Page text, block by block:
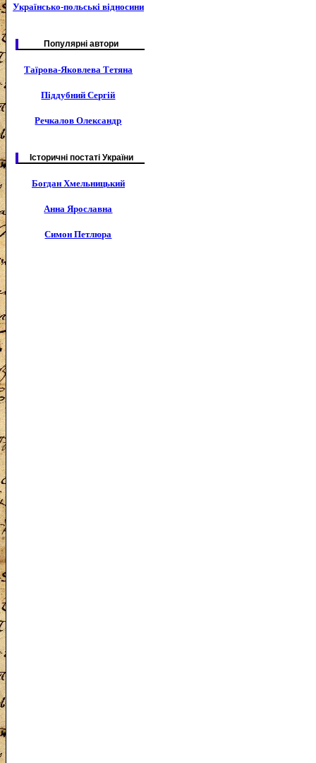
Українсько-польські відносини
Популярні автори
Таїрова-Яковлева Тетяна
Піддубний Сергій
Речкалов Олександр
Історичні постаті України
Богдан Хмельницький
Анна Ярославна
Симон Петлюра